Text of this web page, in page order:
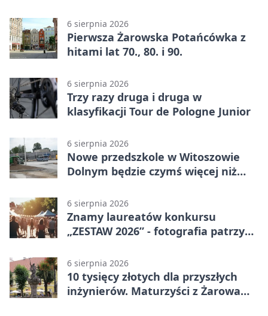
6 sierpnia 2026
Pierwsza Żarowska Potańcówka z
hitami lat 70., 80. i 90.
6 sierpnia 2026
Trzy razy druga i druga w
klasyfikacji Tour de Pologne Junior
6 sierpnia 2026
Nowe przedszkole w Witoszowie
Dolnym będzie czymś więcej niż
6 sierpnia 2026
Znamy laureatów konkursu
„ZESTAW 2026” - fotografia patrzy
6 sierpnia 2026
10 tysięcy złotych dla przyszłych
inżynierów. Maturzyści z Żarowa